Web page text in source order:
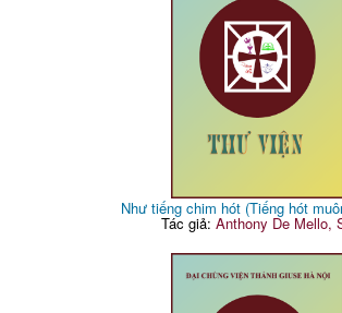
Như tiếng chim hót (Tiếng hót
Tác giả: Anthony De Mello,